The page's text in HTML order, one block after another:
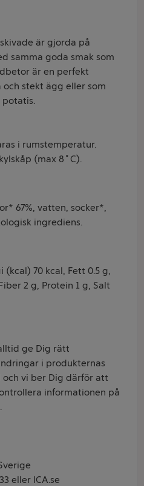
är gjorda på
samma goda smak som
är en perfekt
stekt ägg eller som
i rumstemperatur.
(max 8˚C).
67%, vatten, socker*,
ingrediens.
(kcal) 70 kcal, Fett 0.5 g,
2 g, Protein 1 g, Salt
ge Dig rätt
i produkternas
och vi ber Dig därför att
informationen på
eller ICA.se